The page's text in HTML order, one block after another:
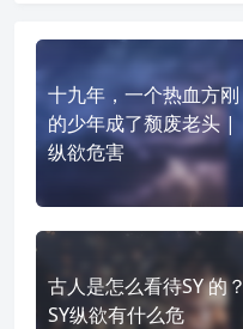
十九年，一个热血方刚
的少年成了颓废老头 |
纵欲危害
古人是怎么看待SY 的？
SY纵欲有什么危